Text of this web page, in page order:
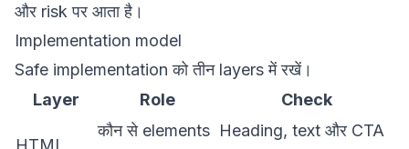
और risk पर आता है।
Implementation model
Safe implementation को तीन layers में रखें।
Layer
Role Check
HTML
कौन से elements Heading, text और CTA